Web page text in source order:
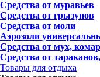
Средства от муравьев
Средства от грызунов
Средства от моли
Аэрозоли
Средства от мух,
Средства от
Товары для отдыха